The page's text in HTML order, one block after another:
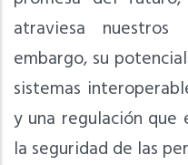
atraviesa
embargo, su
sistemas
y una regulación que
la seguridad de las